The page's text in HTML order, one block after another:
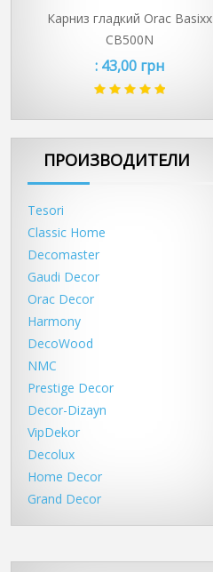
Карниз гладкий Orac Basixx
CB500N
: 43,00 грн
ПРОИЗВОДИТЕЛИ
Tesori
Classic Home
Decomaster
Gaudi Decor
Orac Decor
Harmony
DecoWood
NMC
Prestige Decor
Decor-Dizayn
VipDekor
Decolux
Home Decor
Grand Decor